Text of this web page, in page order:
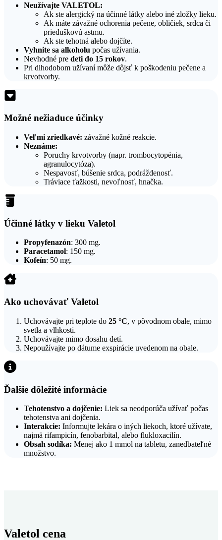
Neužívajte VALETOL:
Ak ste alergický na účinné látky alebo iné zložky lieku.
Ak máte závažné ochorenia pečene, obličiek, srdca či
prieduškovú astmu.
Ak ste tehotná alebo dojčíte.
Vyhnite sa alkoholu počas užívania.
Nevhodné pre deti do 15 rokov.
Pri dlhodobom užívaní môže dôjsť k poškodeniu pečene a
krvotvorby.
Možné nežiaduce účinky
Veľmi zriedkavé: závažné kožné reakcie.
Neznáme:
Poruchy krvotvorby (napr. trombocytopénia,
agranulocytóza).
Nespavosť, búšenie srdca, podráždenosť.
Tráviace ťažkosti, nevoľnosť, hnačka.
Účinné látky v lieku Valetol
Propyfenazón: 300 mg.
Paracetamol: 150 mg.
Kofeín: 50 mg.
Ako uchovávať Valetol
Uchovávajte pri teplote do 25 °C, v pôvodnom obale, mimo
svetla a vlhkosti.
Uchovávajte mimo dosahu detí.
Nepoužívajte po dátume exspirácie uvedenom na obale.
Ďalšie dôležité informácie
Tehotenstvo a dojčenie: Liek sa neodporúča užívať počas
tehotenstva ani dojčenia.
Interakcie: Informujte lekára o iných liekoch, ktoré užívate,
najmä rifampicín, fenobarbital, alebo flukloxacilín.
Obsah sodíka: Menej ako 1 mmol na tabletu, zanedbateľné
množstvo.
Valetol cena